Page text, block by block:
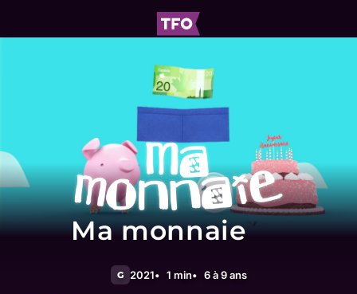
Ma monnaie
G 2021 1 min 6 à 9 ans